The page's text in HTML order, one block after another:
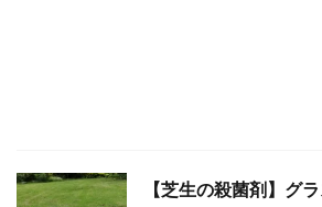
【芝生の殺菌剤】グ